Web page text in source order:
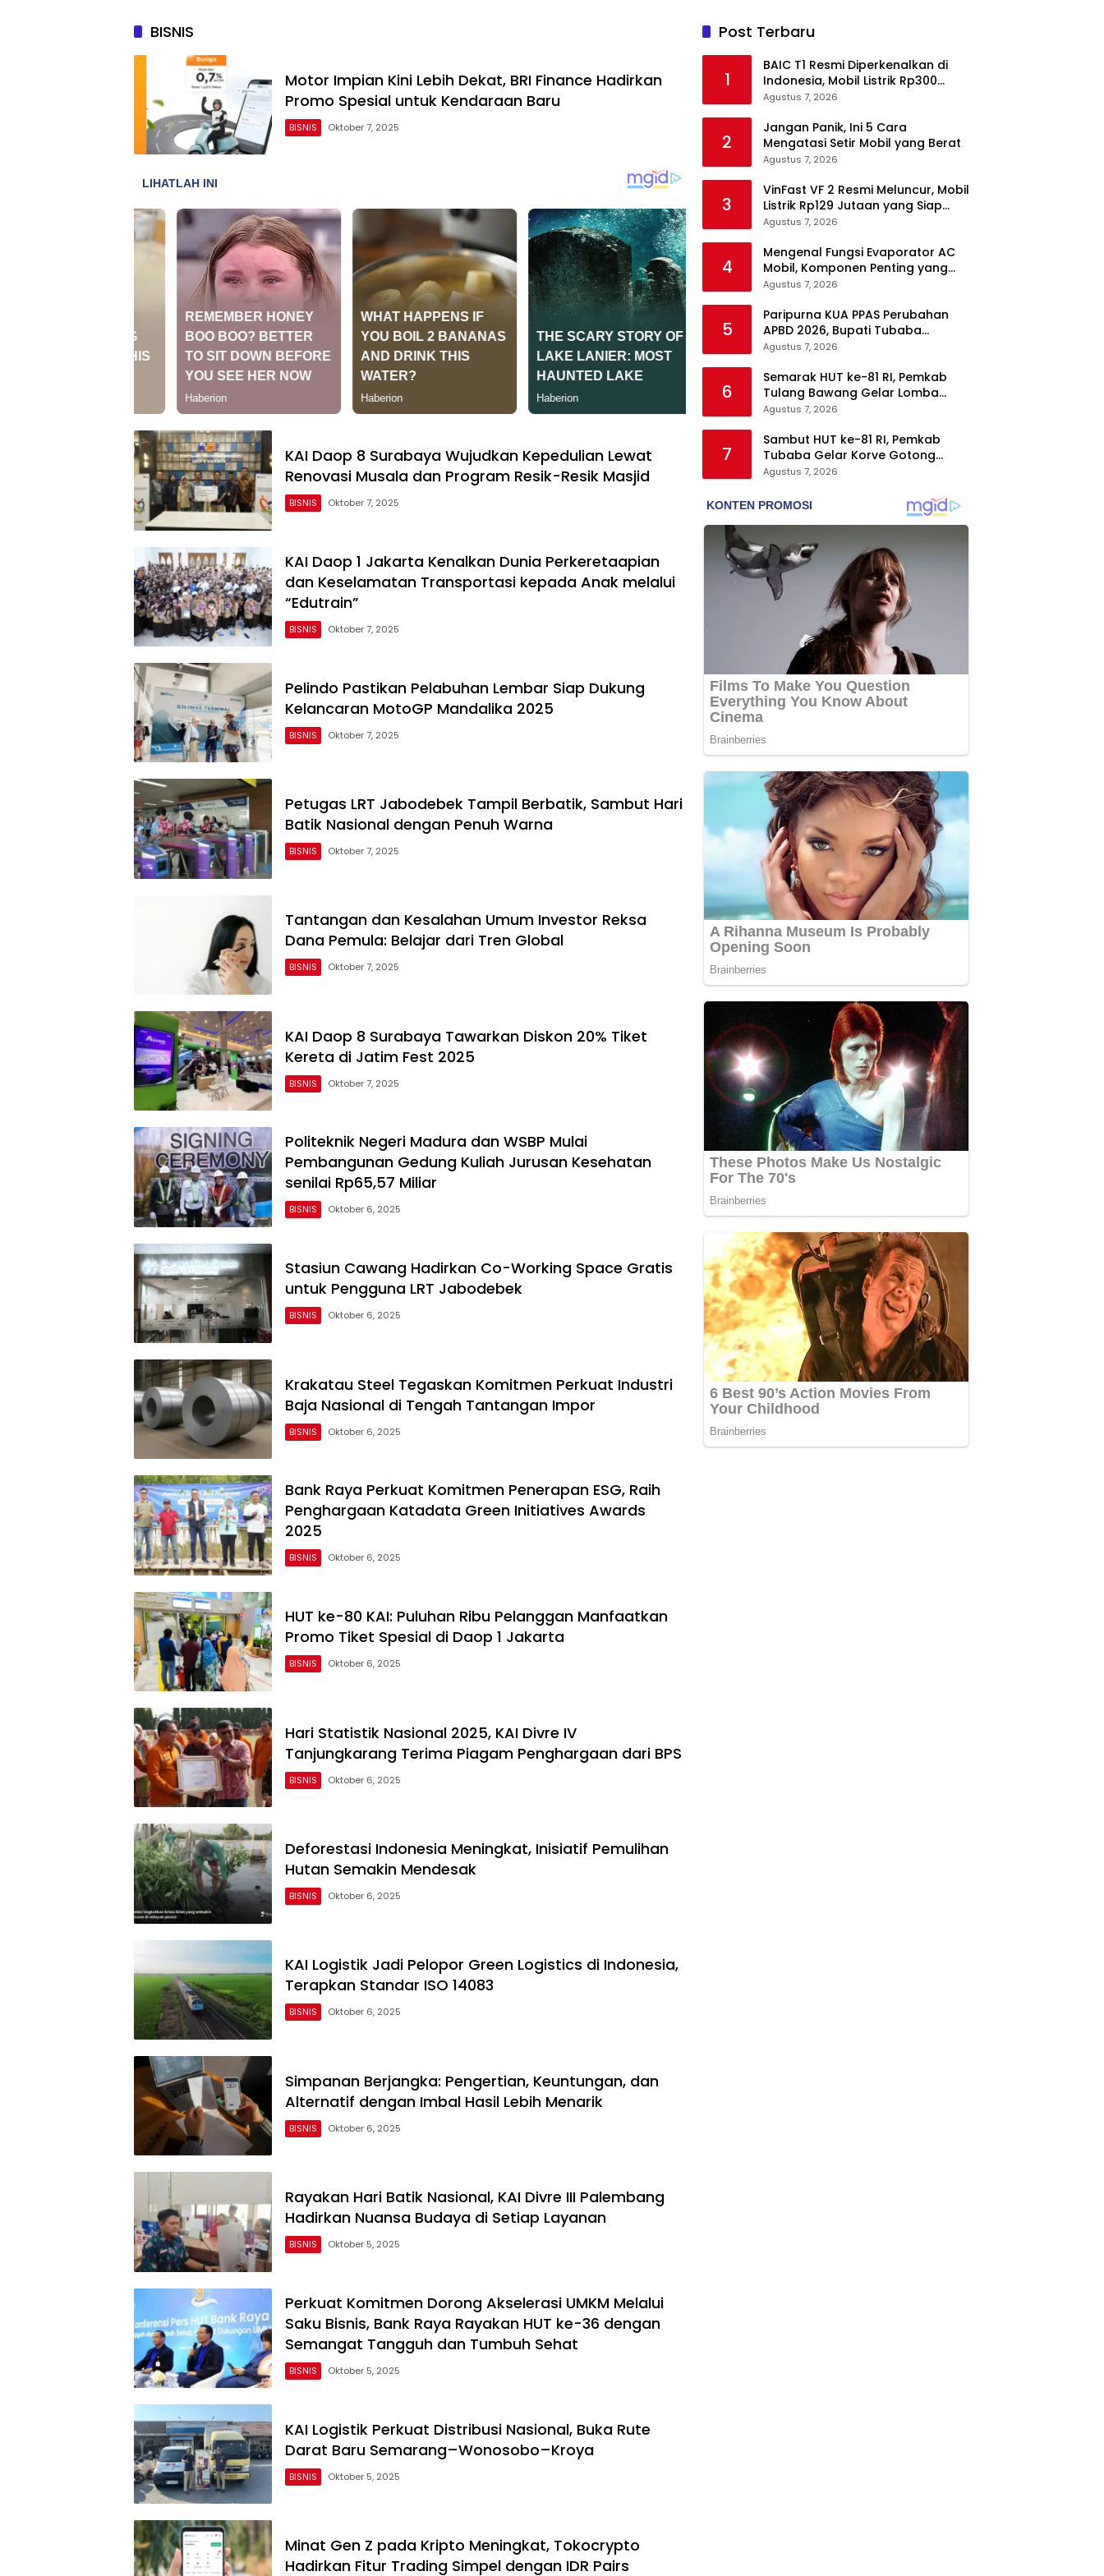
BISNIS
Motor Impian Kini Lebih Dekat, BRI Finance Hadirkan
Promo Spesial untuk Kendaraan Baru
BISNIS Oktober 7, 2025
KAI Daop 8 Surabaya Wujudkan Kepedulian Lewat
Renovasi Musala dan Program Resik-Resik Masjid
BISNIS Oktober 7, 2025
KAI Daop 1 Jakarta Kenalkan Dunia Perkeretaapian
dan Keselamatan Transportasi kepada Anak melalui
“Edutrain”
BISNIS Oktober 7, 2025
Pelindo Pastikan Pelabuhan Lembar Siap Dukung
Kelancaran MotoGP Mandalika 2025
BISNIS Oktober 7, 2025
Petugas LRT Jabodebek Tampil Berbatik, Sambut Hari
Batik Nasional dengan Penuh Warna
BISNIS Oktober 7, 2025
Tantangan dan Kesalahan Umum Investor Reksa
Dana Pemula: Belajar dari Tren Global
BISNIS Oktober 7, 2025
KAI Daop 8 Surabaya Tawarkan Diskon 20% Tiket
Kereta di Jatim Fest 2025
BISNIS Oktober 7, 2025
Politeknik Negeri Madura dan WSBP Mulai
Pembangunan Gedung Kuliah Jurusan Kesehatan
senilai Rp65,57 Miliar
BISNIS Oktober 6, 2025
Stasiun Cawang Hadirkan Co-Working Space Gratis
untuk Pengguna LRT Jabodebek
BISNIS Oktober 6, 2025
Krakatau Steel Tegaskan Komitmen Perkuat Industri
Baja Nasional di Tengah Tantangan Impor
BISNIS Oktober 6, 2025
Bank Raya Perkuat Komitmen Penerapan ESG, Raih
Penghargaan Katadata Green Initiatives Awards
2025
BISNIS Oktober 6, 2025
HUT ke-80 KAI: Puluhan Ribu Pelanggan Manfaatkan
Promo Tiket Spesial di Daop 1 Jakarta
BISNIS Oktober 6, 2025
Hari Statistik Nasional 2025, KAI Divre IV
Tanjungkarang Terima Piagam Penghargaan dari BPS
BISNIS Oktober 6, 2025
Deforestasi Indonesia Meningkat, Inisiatif Pemulihan
Hutan Semakin Mendesak
BISNIS Oktober 6, 2025
KAI Logistik Jadi Pelopor Green Logistics di Indonesia,
Terapkan Standar ISO 14083
BISNIS Oktober 6, 2025
Simpanan Berjangka: Pengertian, Keuntungan, dan
Alternatif dengan Imbal Hasil Lebih Menarik
BISNIS Oktober 6, 2025
Rayakan Hari Batik Nasional, KAI Divre III Palembang
Hadirkan Nuansa Budaya di Setiap Layanan
BISNIS Oktober 5, 2025
Perkuat Komitmen Dorong Akselerasi UMKM Melalui
Saku Bisnis, Bank Raya Rayakan HUT ke-36 dengan
Semangat Tangguh dan Tumbuh Sehat
BISNIS Oktober 5, 2025
KAI Logistik Perkuat Distribusi Nasional, Buka Rute
Darat Baru Semarang–Wonosobo–Kroya
BISNIS Oktober 5, 2025
Minat Gen Z pada Kripto Meningkat, Tokocrypto
Hadirkan Fitur Trading Simpel dengan IDR Pairs
Post Terbaru
1
BAIC T1 Resmi Diperkenalkan di
Indonesia, Mobil Listrik Rp300
Jutaan Siap Ramaikan Pasar EV
Agustus 7, 2026
2
Jangan Panik, Ini 5 Cara
Mengatasi Setir Mobil yang Berat
Agustus 7, 2026
3
VinFast VF 2 Resmi Meluncur, Mobil
Listrik Rp129 Jutaan yang Siap
Jadi Alternatif Pengganti Motor
Agustus 7, 2026
4
Mengenal Fungsi Evaporator AC
Mobil, Komponen Penting yang
Sering Terlupakan
Agustus 7, 2026
5
Paripurna KUA PPAS Perubahan
APBD 2026, Bupati Tubaba
Targetkan Pendapatan Daerah
Agustus 7, 2026
6
Semarak HUT ke-81 RI, Pemkab
Tulang Bawang Gelar Lomba
Senam Udang Manis
Agustus 7, 2026
7
Sambut HUT ke-81 RI, Pemkab
Tubaba Gelar Korve Gotong
Royong dan Bersih-Bersih
Agustus 7, 2026